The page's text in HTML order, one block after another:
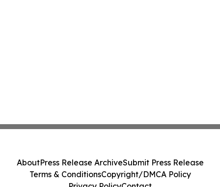
AboutPress Release ArchiveSubmit Press Release
Terms & ConditionsCopyright/DMCA Policy